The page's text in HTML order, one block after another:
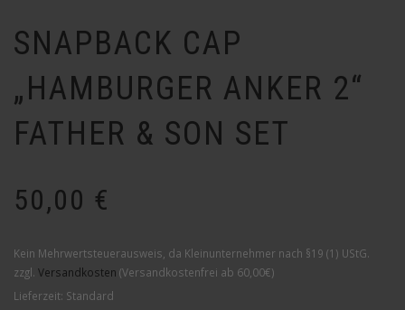
SNAPBACK CAP
„HAMBURGER ANKER 2“
FATHER & SON SET
50,00 €
Kein Mehrwertsteuerausweis, da Kleinunternehmer nach §19 (1) UStG.
zzgl. Versandkosten (Versandkostenfrei ab 60,00€)
Lieferzeit: Standard